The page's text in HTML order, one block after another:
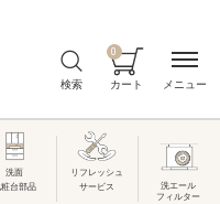
検索 カート
0
洗面
台部品
リフレッシュ
サービス
洗エール
フィルター
メニュー